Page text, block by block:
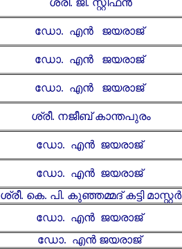
ശ്രീ. ജി. സ്റ്റീഫൻ
ഡോ. എൻ ജയരാജ്
ഡോ. എൻ ജയരാജ്
ഡോ. എൻ ജയരാജ്
ശ്രീ. നജീബ് കാന്തപുരം
ഡോ. എൻ ജയരാജ്
ഡോ. എൻ ജയരാജ്
ശ്രീ. കെ. പി. കുഞ്ഞമ്മദ് കട്ടി മാസ്റ്റർ
ഡോ. എൻ ജയരാജ്
ഡോ. എൻ ജയരാജ്